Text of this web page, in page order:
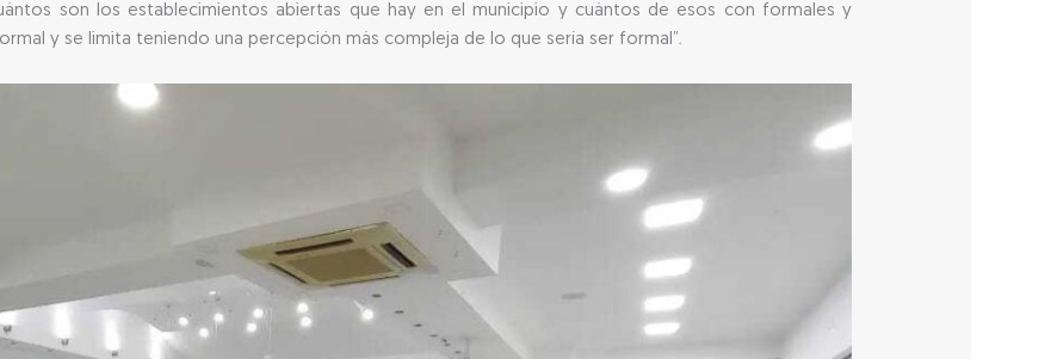
son los establecimientos abiertas que hay en el municipio y cuántos de esos con formales y
y se limita teniendo una percepción más compleja de lo que sería ser formal”.